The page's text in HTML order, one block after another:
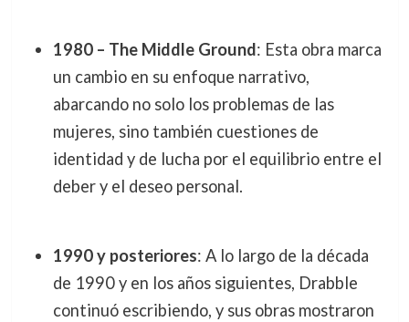
1980 – The Middle Ground: Esta obra marca
un cambio en su enfoque narrativo,
abarcando no solo los problemas de las
mujeres, sino también cuestiones de
identidad y de lucha por el equilibrio entre el
deber y el deseo personal.
1990 y posteriores: A lo largo de la década
de 1990 y en los años siguientes, Drabble
continuó escribiendo, y sus obras mostraron